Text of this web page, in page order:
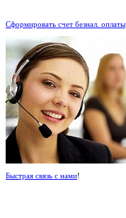
Сформировать счет безнал. оплаты
Быстрая связь с нами!